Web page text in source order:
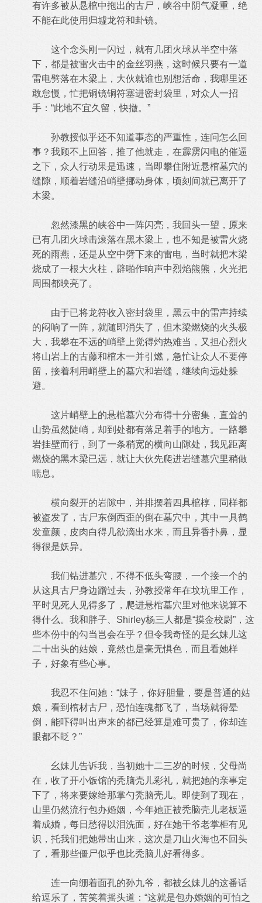
有许多被从悬棺中拖出的古尸，峡谷中阴气凝重，绝
不能在此使用归墟龙符和卦镜。
这个念头刚一闪过，就有几团火球从半空中落
下，都是被雷火击中的金丝羽燕，这时候只要有一道
雷电劈落在木梁上，大伙就谁也别想活命，我哪里还
敢怠慢，忙把铜镜铜符塞进密封袋里，对众人一招
手：“此地不宜久留，快撤。”
孙教授似乎还不知道事态的严重性，连问怎么回
事？我顾不上回答，推了他就走，在霹雳闪电的催逼
之下，众人行动果是迅速，当即攀住附近悬棺墓穴的
缝隙，顺着岩缝沿峭壁挪动身体，顷刻间就已离开了
木梁。
忽然漆黑的峡谷中一阵闪亮，我回头一望，原来
已有几团火球击滚落在黑木梁上，也不知是被雷火烧
死的雨燕，还是从空中劈下来的雷电，当时就把木梁
烧成了一根大火柱，辟啪作响声中烈焰熊熊，火光把
周围都映亮了。
由于已将龙符收入密封袋里，黑云中的雷声持续
的闷响了一阵，就随即消失了，但木梁燃烧的火头极
大，我攀在不远的峭壁上觉得灼热难当，又担心烈火
将山岩上的古藤和棺木一并引燃，急忙让众人不要停
留，接着利用峭壁上的墓穴和岩缝，继续向远处躲
避。
这片峭壁上的悬棺墓穴分布得十分密集，直耸的
山势虽然陡峭，却到处都有落足着手的地方。一路攀
岩挂壁而行，到了一条稍宽的横向山隙处，我见距离
燃烧的黑木梁已远，就让大伙先爬进岩缝墓穴里稍做
喘息。
横向裂开的岩隙中，并排摆着四具棺椁，同样都
被盗发了，古尸东倒西歪的倒在墓穴中，其中一具鹤
发童颜，皮肉白得几欲滴出水来，而且异香扑鼻，显
得很是妖异。
我们钻进墓穴，不得不低头弯腰，一个接一个的
从这具古尸身边蹭过去，孙教授常年在坟坑里工作，
平时见死人见得多了，爬进悬棺墓穴里对他来说算不
得什么。我和胖子、Shirley杨三人都是“摸金校尉”，这
些本份中的勾当岂会在乎？但令我奇怪的是幺妹儿这
二十出头的姑娘，竟然也是毫无惧色，而且看她样
子，好象有些心事。
我忍不住问她：“妹子，你好胆量，要是普通的姑
娘，看到棺材古尸，恐怕连魂都飞了，当场就得晕
倒，能吓得叫出声来的都已经算是难可贵了，你却连
眼都不眨？”
幺妹儿告诉我，当初她十二三岁的时候，父母尚
在，收了开小饭馆的秃脑壳儿彩礼，就把她的亲事定
下了，将来要嫁给那掌勺秃脑壳儿。即使到了现在，
山里仍然流行包办婚姻，今年她正被秃脑壳儿老板逼
着成婚，每日愁得以泪洗面，好在她干爷老掌柜有见
识，托我们把她带出山来，这次是刀山火海也不回头
了，看那些僵尸似乎也比秃脑儿好看得多。
连一向绷着面孔的孙九爷，都被幺妹儿的这番话
给逗乐了，苦笑着摇头道：“这就是包办婚姻的可怕之